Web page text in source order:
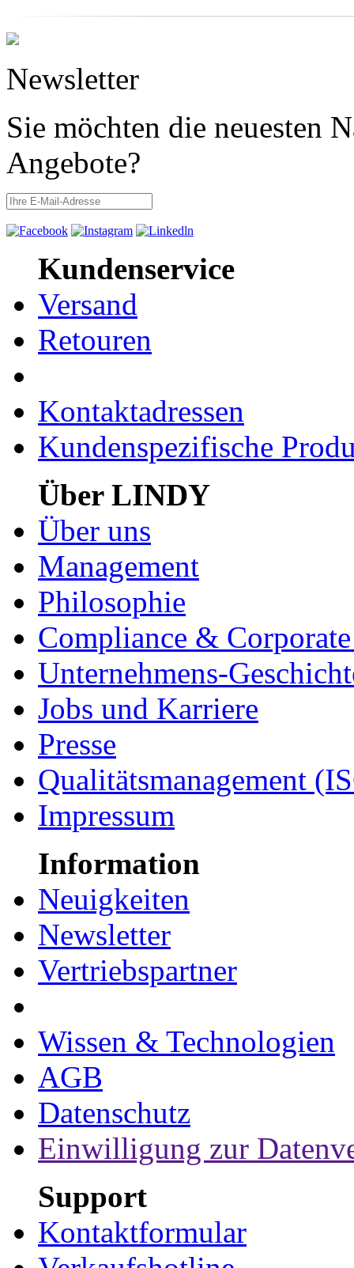
Newsletter
Sie möchten die neuesten
Angebote?
Kundenservice
Versand
Retouren
Kontaktadressen
Kundenspezifische
Über LINDY
Über uns
Management
Philosophie
Compliance &
Unternehmens-
Jobs und Karriere
Presse
Qualitätsmanagement
Impressum
Information
Neuigkeiten
Newsletter
Vertriebspartner
Wissen & Technologien
AGB
Datenschutz
Einwilligung zur
Support
Kontaktformular